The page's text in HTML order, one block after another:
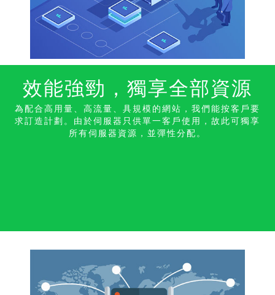
效能強勁，獨享全部資源
為配合高用量、高流量、具規模的網站，我們能按客戶要
求訂造計劃。由於伺服器只供單一客戶使用，故此可獨享
所有伺服器資源，並彈性分配。